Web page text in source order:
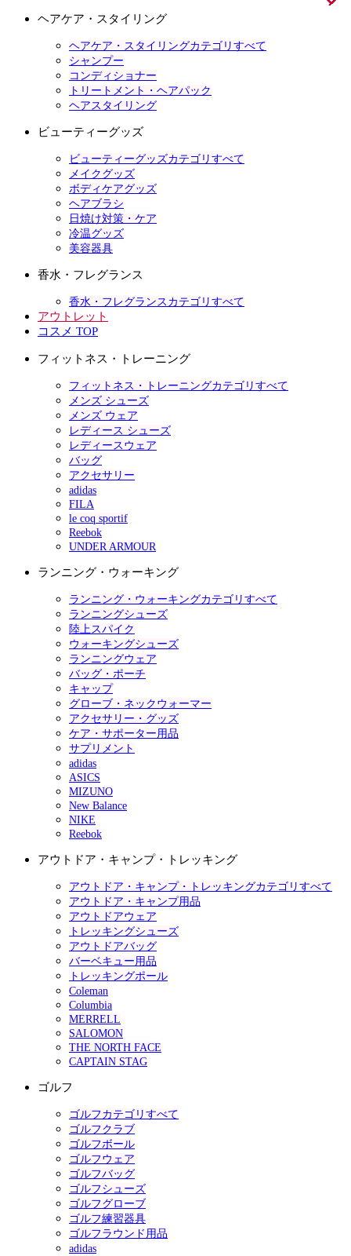
ヘアケア・スタイリング
ヘアケア・スタイリングカテゴリすべて
シャンプー
コンディショナー
トリートメント・ヘアパック
ヘアスタイリング
ビューティーグッズ
ビューティーグッズカテゴリすべて
メイクグッズ
ボディケアグッズ
ヘアブラシ
日焼け対策・ケア
冷温グッズ
美容器具
香水・フレグランス
香水・フレグランスカテゴリすべて
アウトレット
コスメ TOP
フィットネス・トレーニング
フィットネス・トレーニングカテゴリすべて
メンズ シューズ
メンズ ウェア
レディース シューズ
レディースウェア
バッグ
アクセサリー
adidas
FILA
le coq sportif
Reebok
UNDER ARMOUR
ランニング・ウォーキング
ランニング・ウォーキングカテゴリすべて
ランニングシューズ
陸上スパイク
ウォーキングシューズ
ランニングウェア
バッグ・ポーチ
キャップ
グローブ・ネックウォーマー
アクセサリー・グッズ
ケア・サポーター用品
サプリメント
adidas
ASICS
MIZUNO
New Balance
NIKE
Reebok
アウトドア・キャンプ・トレッキング
アウトドア・キャンプ・トレッキングカテゴリすべて
アウトドア・キャンプ用品
アウトドアウェア
トレッキングシューズ
アウトドアバッグ
バーベキュー用品
トレッキングポール
Coleman
Columbia
MERRELL
SALOMON
THE NORTH FACE
CAPTAIN STAG
ゴルフ
ゴルフカテゴリすべて
ゴルフクラブ
ゴルフボール
ゴルフウェア
ゴルフバッグ
ゴルフシューズ
ゴルフグローブ
ゴルフ練習器具
ゴルフラウンド用品
adidas